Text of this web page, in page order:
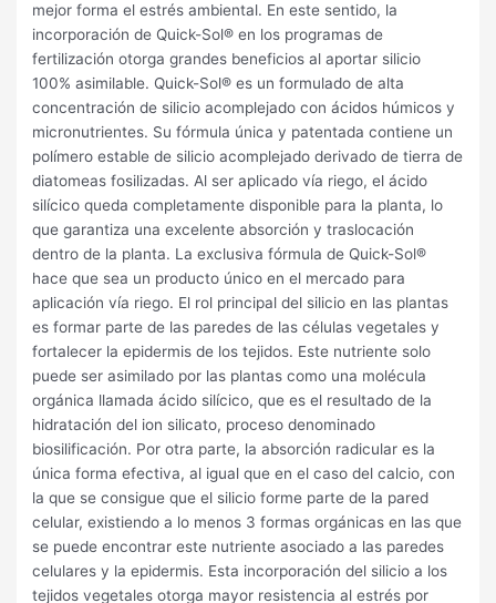
mejor forma el estrés ambiental. En este sentido, la
incorporación de Quick-Sol® en los programas de
fertilización otorga grandes beneficios al aportar silicio
100% asimilable. Quick-Sol® es un formulado de alta
concentración de silicio acomplejado con ácidos húmicos y
micronutrientes. Su fórmula única y patentada contiene un
polímero estable de silicio acomplejado derivado de tierra de
diatomeas fosilizadas. Al ser aplicado vía riego, el ácido
silícico queda completamente disponible para la planta, lo
que garantiza una excelente absorción y traslocación
dentro de la planta. La exclusiva fórmula de Quick-Sol®
hace que sea un producto único en el mercado para
aplicación vía riego. El rol principal del silicio en las plantas
es formar parte de las paredes de las células vegetales y
fortalecer la epidermis de los tejidos. Este nutriente solo
puede ser asimilado por las plantas como una molécula
orgánica llamada ácido silícico, que es el resultado de la
hidratación del ion silicato, proceso denominado
biosilificación. Por otra parte, la absorción radicular es la
única forma efectiva, al igual que en el caso del calcio, con
la que se consigue que el silicio forme parte de la pared
celular, existiendo a lo menos 3 formas orgánicas en las que
se puede encontrar este nutriente asociado a las paredes
celulares y la epidermis. Esta incorporación del silicio a los
tejidos vegetales otorga mayor resistencia al estrés por